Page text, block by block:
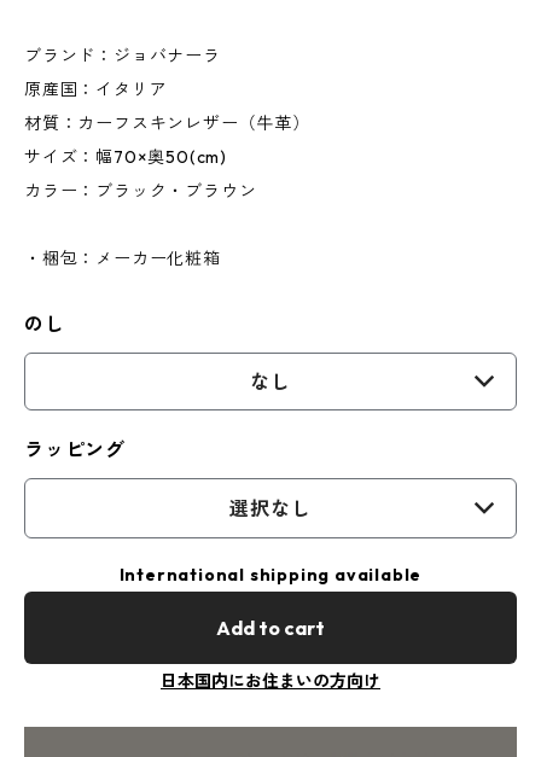
ブランド：ジョバナーラ
原産国：イタリア
材質：カーフスキンレザー（牛革）
サイズ：幅70×奥50(cm)
カラー：ブラック・ブラウン
・梱包：メーカー化粧箱
のし
なし
ラッピング
選択なし
International shipping available
Add to cart
日本国内にお住まいの方向け